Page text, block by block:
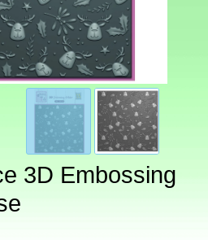
3D Embossing